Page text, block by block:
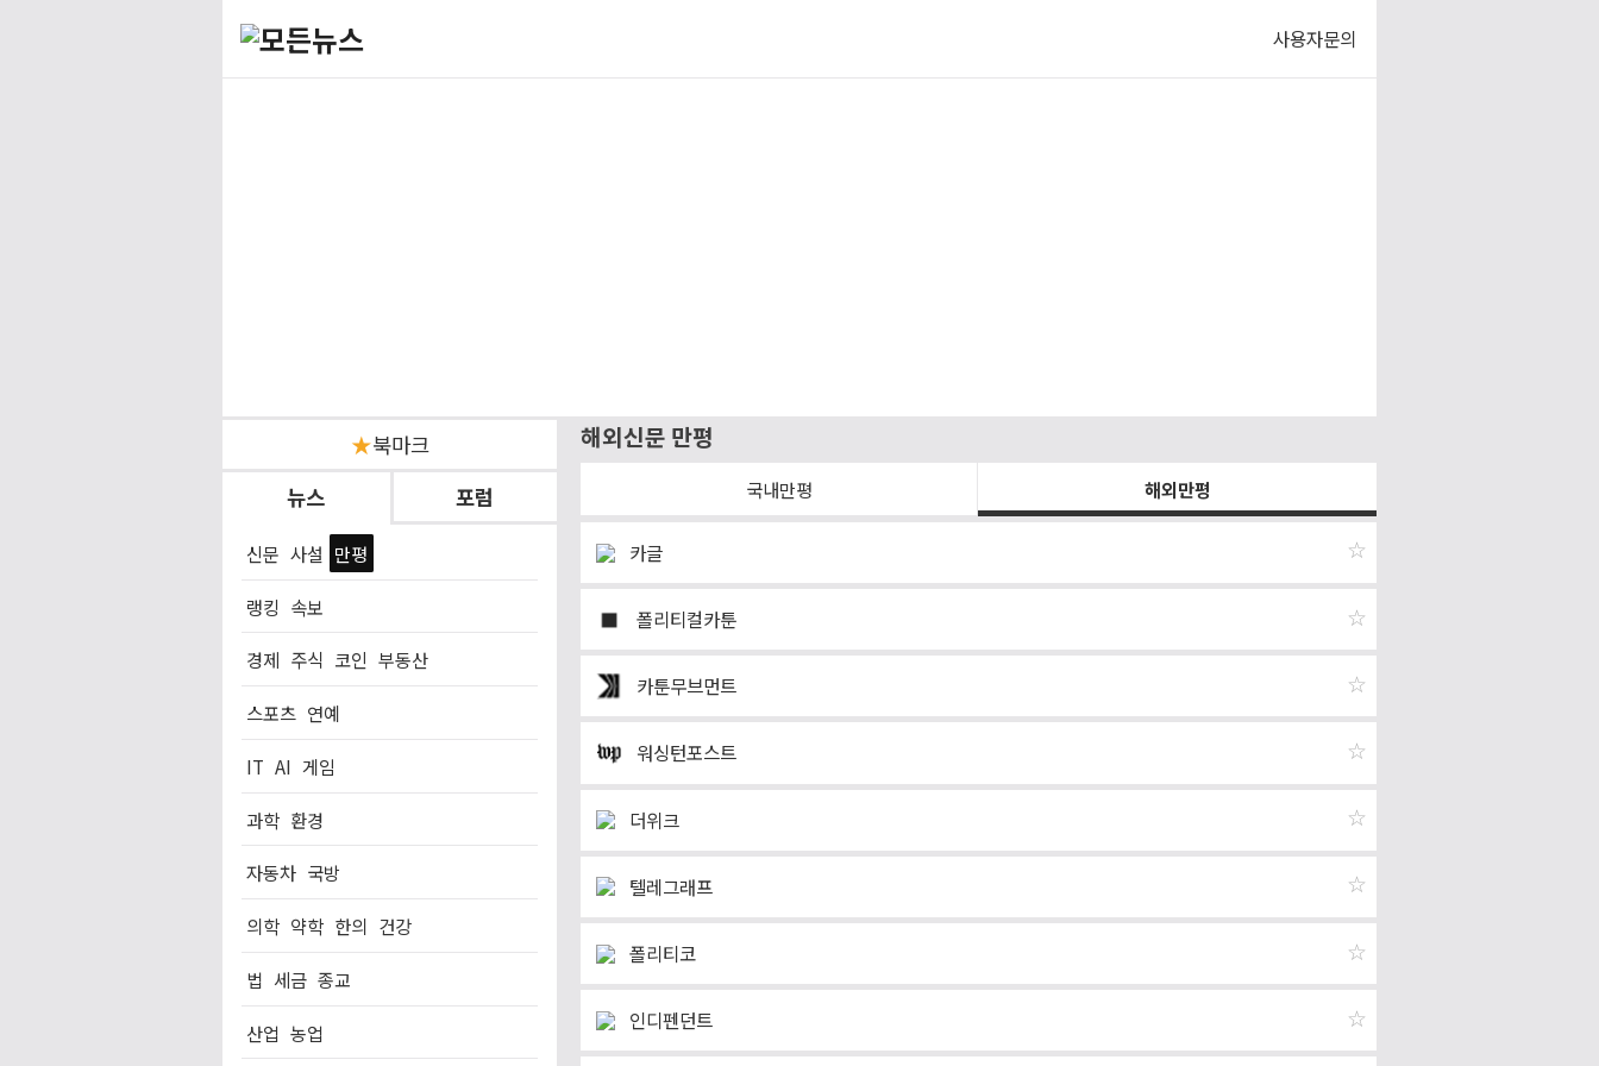
모든뉴스 사용자문의
★북마크
뉴스
포럼
신문 사설 만평
랭킹 속보
경제 주식 코인 부동산
스포츠 연예
IT AI 게임
과학 환경
자동차 국방
의학 약학 한의 건강
법 세금 종교
산업 농업
해외신문 만평
국내만평 해외만평
카글 ☆
폴리티컬카툰 ☆
카툰무브먼트 ☆
워싱턴포스트 ☆
더위크 ☆
텔레그래프 ☆
폴리티코 ☆
인디펜던트 ☆